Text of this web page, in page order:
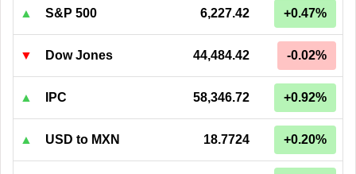
▲ S&P 500 6,227.42 +0.47%
▼ Dow Jones 44,484.42 -0.02%
▲ IPC 58,346.72 +0.92%
▲ USD to MXN 18.7724 +0.20%